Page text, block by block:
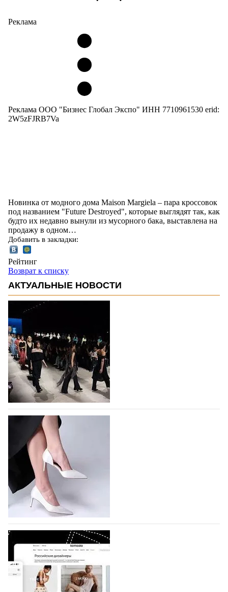
Реклама
Реклама ООО "Бизнес Глобал Экспо" ИНН 7710961530 erid:
2W5zFJRB7Va
Новинка от модного дома Maison Margiela – пара кроссовок
под названием "Future Destroyed", которые выглядят так, как
будто их недавно вынули из мусорного бака, выставлена на
продажу в одном…
Добавить в закладки:
Рейтинг
Возврат к списку
АКТУАЛЬНЫЕ НОВОСТИ
На участие в Московской неделе моды
подано 1047 заявок
На участие в седьмой Московской неделе моды,
которая пройдет в российской столице с 26 сентября
по 1 октября, уже подано 1047 заявок. Примерно
половину из них (494) прислали дизайнеры,
коллекции которых не были представлены в…
07.08.2026 488
BALLINA представит свои новинки на Euro
Shoes
Компания BALLINA Guangzhou Lihuang Footwear
Co., Ltd., основанная в 2011 году и расположенная в